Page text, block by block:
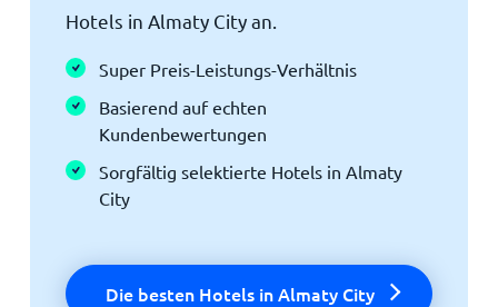
Hotels in Almaty City an.
Super Preis-Leistungs-Verhältnis
Basierend auf echten
Kundenbewertungen
Sorgfältig selektierte Hotels in Almaty
City
Die besten Hotels in Almaty City